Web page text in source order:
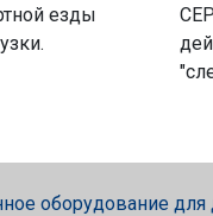
езды
оборудование для